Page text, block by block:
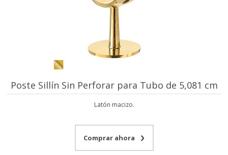
Poste Sillín Sin Perforar para Tubo de 5,081 cm
Latón macizo.
Comprar ahora